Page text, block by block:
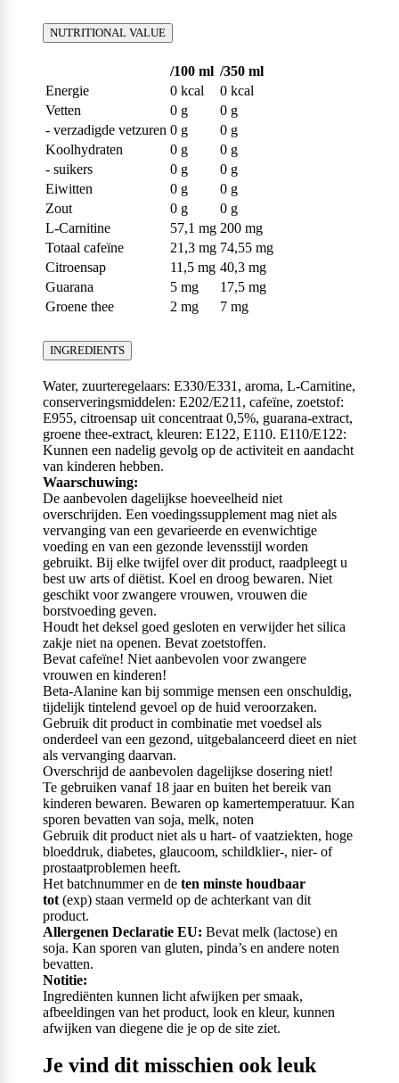
NUTRITIONAL VALUE
/100 ml /350 ml
Energie
0 kcal
0 kcal
Vetten
0 g
0 g
- verzadigde vetzuren 0 g
0 g
Koolhydraten
0 g
0 g
- suikers
0 g
0 g
Eiwitten
0 g
0 g
Zout
0 g
0 g
L-Carnitine
57,1 mg 200 mg
Totaal cafeïne
21,3 mg 74,55 mg
Citroensap
11,5 mg 40,3 mg
Guarana
5 mg
17,5 mg
Groene thee
2 mg 7 mg
INGREDIENTS
Water, zuurteregelaars: E330/E331, aroma, L-Carnitine,
conserveringsmiddelen: E202/E211, cafeïne, zoetstof:
E955, citroensap uit concentraat 0,5%, guarana-extract,
groene thee-extract, kleuren: E122, E110. E110/E122:
Kunnen een nadelig gevolg op de activiteit en aandacht
van kinderen hebben.
Waarschuwing:
De aanbevolen dagelijkse hoeveelheid niet
overschrijden. Een voedingssupplement mag niet als
vervanging van een gevarieerde en evenwichtige
voeding en van een gezonde levensstijl worden
gebruikt. Bij elke twijfel over dit product, raadpleegt u
best uw arts of diëtist. Koel en droog bewaren. Niet
geschikt voor zwangere vrouwen, vrouwen die
borstvoeding geven.
Houdt het deksel goed gesloten en verwijder het silica
zakje niet na openen. Bevat zoetstoffen.
Bevat cafeïne! Niet aanbevolen voor zwangere
vrouwen en kinderen!
Beta-Alanine kan bij sommige mensen een onschuldig,
tijdelijk tintelend gevoel op de huid veroorzaken.
Gebruik dit product in combinatie met voedsel als
onderdeel van een gezond, uitgebalanceerd dieet en niet
als vervanging daarvan.
Overschrijd de aanbevolen dagelijkse dosering niet!
Te gebruiken vanaf 18 jaar en buiten het bereik van
kinderen bewaren. Bewaren op kamertemperatuur. Kan
sporen bevatten van soja, melk, noten
Gebruik dit product niet als u hart- of vaatziekten, hoge
bloeddruk, diabetes, glaucoom, schildklier-, nier- of
prostaatproblemen heeft.
Het batchnummer en de ten minste houdbaar
tot (exp) staan vermeld op de achterkant van dit
product.
Allergenen Declaratie EU: Bevat melk (lactose) en
soja. Kan sporen van gluten, pinda’s en andere noten
bevatten.
Notitie:
Ingrediënten kunnen licht afwijken per smaak,
afbeeldingen van het product, look en kleur, kunnen
afwijken van diegene die je op de site ziet.
Je vind dit misschien ook leuk